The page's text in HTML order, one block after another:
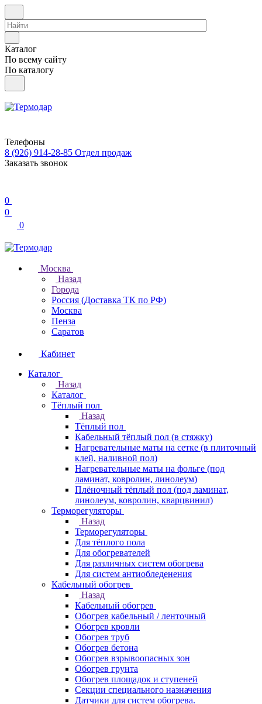
Каталог
По всему сайту
По каталогу
Телефоны
8 (926) 914-28-85 Отдел продаж
Заказать звонок
0
0
0
Москва
Назад
Города
Россия (Доставка ТК по РФ)
Москва
Пенза
Саратов
Кабинет
Каталог
Назад
Каталог
Тёплый пол
Назад
Тёплый пол
Кабельный тёплый пол (в стяжку)
Нагревательные маты на сетке (в плиточный
клей, наливной пол)
Нагревательные маты на фольге (под
ламинат, ковролин, линолеум)
Плёночный тёплый пол (под ламинат,
линолеум, ковролин, кварцвинил)
Терморегуляторы
Назад
Терморегуляторы
Для тёплого пола
Для обогревателей
Для различных систем обогрева
Для систем антиобледенения
Кабельный обогрев
Назад
Кабельный обогрев
Обогрев кабельный / ленточный
Обогрев кровли
Обогрев труб
Обогрев бетона
Обогрев взрывоопасных зон
Обогрев грунта
Обогрев площадок и ступеней
Секции специального назначения
Датчики для систем обогрева.